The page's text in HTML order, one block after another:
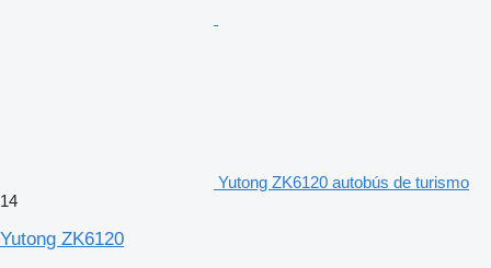
Yutong ZK6120 autobús de turismo
14
Yutong ZK6120